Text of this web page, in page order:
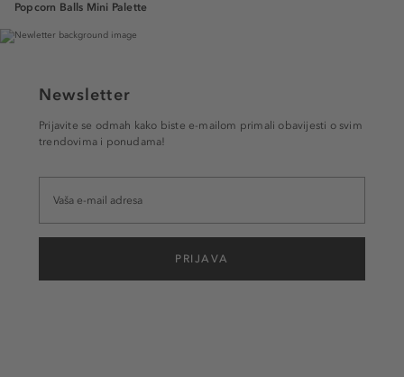
Popcorn Balls Mini Palette
Newsletter
Prijavite se odmah kako biste e-mailom primali obavijesti o svim
trendovima i ponudama!
PRIJAVA